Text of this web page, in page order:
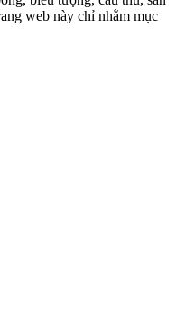
web này chỉ nhằm mục